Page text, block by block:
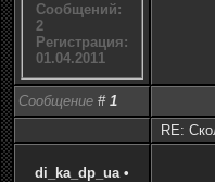
Сообщений:
2
Регистрация:
01.04.2011
Сообщение # 1
RE:
di_ka_dp_ua •